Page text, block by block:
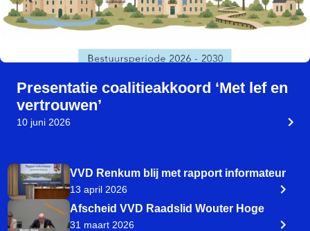
Presentatie coalitieakkoord ‘Met lef en
vertrouwen’
10 juni 2026
VVD Renkum blij met rapport informateur
13 april 2026
Afscheid VVD Raadslid Wouter Hoge
31 maart 2026